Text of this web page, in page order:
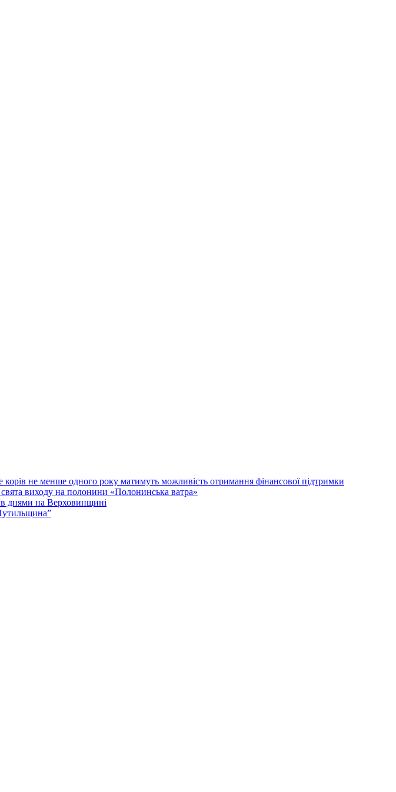
не менше одного року матимуть можливість отримання фінансової підтримки
свята виходу на полонини «Полонинська ватра»
днями на Верховинщині